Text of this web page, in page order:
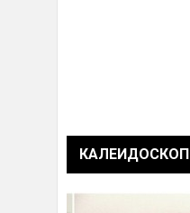
КАЛЕИДОСКОП